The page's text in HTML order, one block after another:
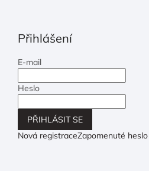
Přihlášení
E-mail
Heslo
PŘIHLÁSIT SE
Nová registraceZapomenuté heslo